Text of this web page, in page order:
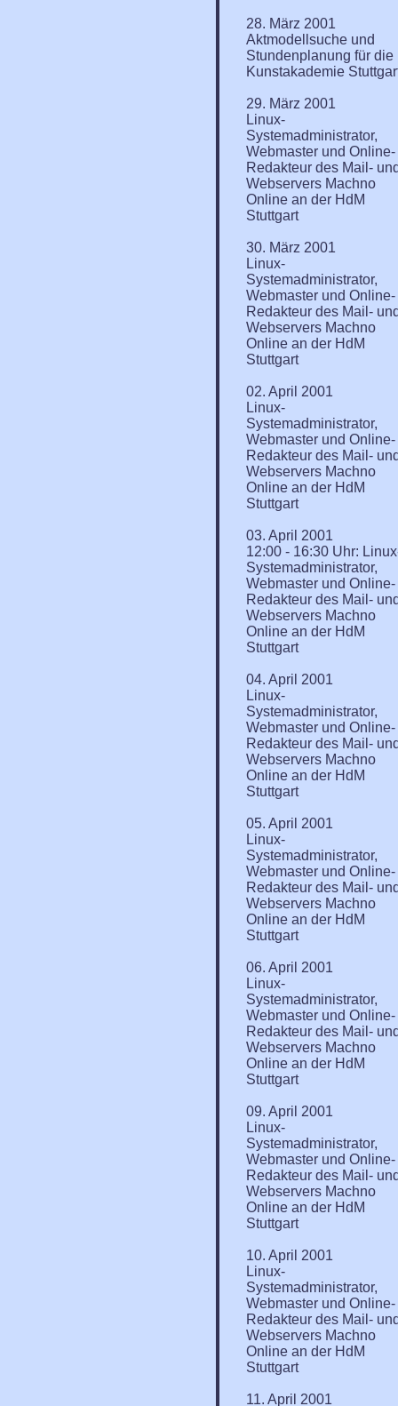
28. März 2001
Aktmodellsuche und
Stundenplanung für die
Kunstakademie
29. März 2001
Linux-
Systemadministrator,
Webmaster und Online-
Redakteur des Mail-
Webservers Machno
Online an der HdM
Stuttgart
30. März 2001
Linux-
Systemadministrator,
Webmaster und Online-
Redakteur des Mail-
Webservers Machno
Online an der HdM
Stuttgart
02. April 2001
Linux-
Systemadministrator,
Webmaster und Online-
Redakteur des Mail-
Webservers Machno
Online an der HdM
Stuttgart
03. April 2001
12:00 - 16:30 Uhr:
Systemadministrator,
Webmaster und Online-
Redakteur des Mail-
Webservers Machno
Online an der HdM
Stuttgart
04. April 2001
Linux-
Systemadministrator,
Webmaster und Online-
Redakteur des Mail-
Webservers Machno
Online an der HdM
Stuttgart
05. April 2001
Linux-
Systemadministrator,
Webmaster und Online-
Redakteur des Mail-
Webservers Machno
Online an der HdM
Stuttgart
06. April 2001
Linux-
Systemadministrator,
Webmaster und Online-
Redakteur des Mail-
Webservers Machno
Online an der HdM
Stuttgart
09. April 2001
Linux-
Systemadministrator,
Webmaster und Online-
Redakteur des Mail-
Webservers Machno
Online an der HdM
Stuttgart
10. April 2001
Linux-
Systemadministrator,
Webmaster und Online-
Redakteur des Mail-
Webservers Machno
Online an der HdM
Stuttgart
11. April 2001